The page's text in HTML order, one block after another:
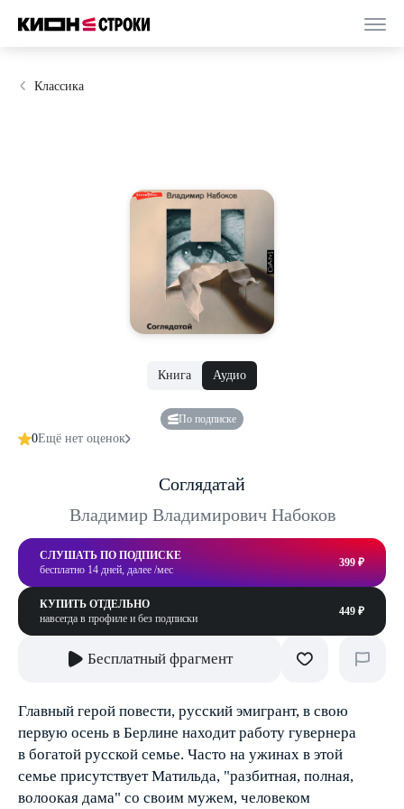
Классика
Книга Аудио
По подписке
0Ещё нет оценок
Соглядатай
Владимир Владимирович Набоков
СЛУШАТЬ ПО ПОДПИСКЕ
бесплатно 14 дней, далее /мес
399 ₽
КУПИТЬ ОТДЕЛЬНО
навсегда в профиле и без подписки
449 ₽
Бесплатный фрагмент
Главный герой повести, русский эмигрант, в свою
первую осень в Берлине находит работу гувернера
в богатой русской семье. Часто на ужинах в этой
семье присутствует Матильда, "разбитная, полная,
волоокая дама" со своим мужем, человеком